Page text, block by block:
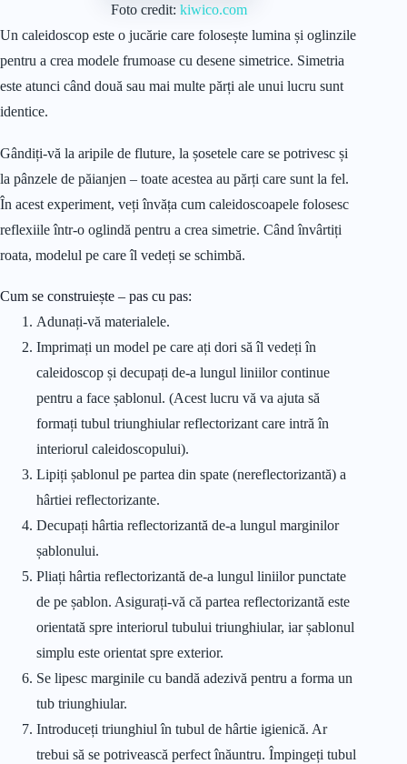
Foto credit:kiwico.com
Un caleidoscop este o jucărie care folosește lumina și oglinzile
pentru a crea modele frumoase cu desene simetrice. Simetria
este atunci când două sau mai multe părți ale unui lucru sunt
identice.
Gândiți-vă la aripile de fluture, la șosetele care se potrivesc și
la pânzele de păianjen – toate acestea au părți care sunt la fel.
În acest experiment, veți învăța cum caleidoscoapele folosesc
reflexiile într-o oglindă pentru a crea simetrie. Când învârtiți
roata, modelul pe care îl vedeți se schimbă.
Cum se construiește – pas cu pas:
Adunați-vă materialele.
Imprimați un model pe care ați dori să îl vedeți în
caleidoscop și decupați de-a lungul liniilor continue
pentru a face șablonul. (Acest lucru vă va ajuta să
formați tubul triunghiular reflectorizant care intră în
interiorul caleidoscopului).
Lipiți șablonul pe partea din spate (nereflectorizantă) a
hârtiei reflectorizante.
Decupați hârtia reflectorizantă de-a lungul marginilor
șablonului.
Pliați hârtia reflectorizantă de-a lungul liniilor punctate
de pe șablon. Asigurați-vă că partea reflectorizantă este
orientată spre interiorul tubului triunghiular, iar șablonul
simplu este orientat spre exterior.
Se lipesc marginile cu bandă adezivă pentru a forma un
tub triunghiular.
Introduceți triunghiul în tubul de hârtie igienică. Ar
trebui să se potrivească perfect înăuntru. Împingeți tubul